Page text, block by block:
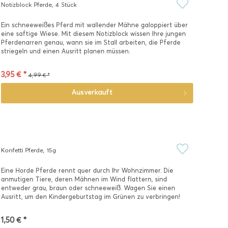
Notizblock Pferde, 4 Stück
Ein schneeweißes Pferd mit wallender Mähne galoppiert über
eine saftige Wiese. Mit diesem Notizblock wissen Ihre jungen
Pferdenarren genau, wann sie im Stall arbeiten, die Pferde
striegeln und einen Ausritt planen müssen.
3,95 € * 4,99 € *
Ausverkauft
Konfetti Pferde, 15g
Eine Horde Pferde rennt quer durch Ihr Wohnzimmer. Die
anmutigen Tiere, deren Mähnen im Wind flattern, sind
entweder grau, braun oder schneeweiß. Wagen Sie einen
Ausritt, um den Kindergeburtstag im Grünen zu verbringen!
1,50 € *